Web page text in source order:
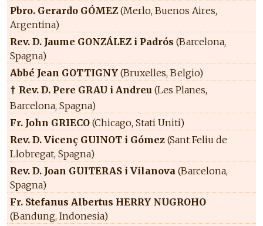
Pbro. Gerardo GÓMEZ (Merlo, Buenos Aires,
Argentina)
Rev. D. Jaume GONZÁLEZ i Padrós (Barcelona,
Spagna)
Abbé Jean GOTTIGNY (Bruxelles, Belgio)
† Rev. D. Pere GRAU i Andreu (Les Planes,
Barcelona, Spagna)
Fr. John GRIECO (Chicago, Stati Uniti)
Rev. D. Vicenç GUINOT i Gómez (Sant Feliu de
Llobregat, Spagna)
Rev. D. Joan GUITERAS i Vilanova (Barcelona,
Spagna)
Fr. Stefanus Albertus HERRY NUGROHO
(Bandung, Indonesia)